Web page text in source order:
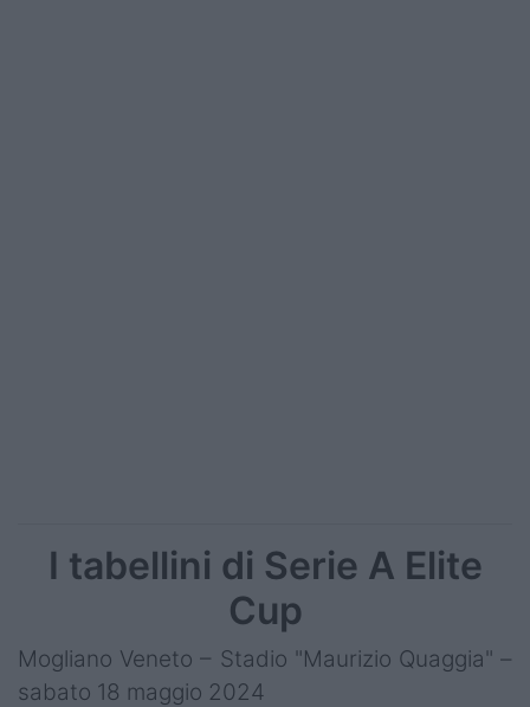
I tabellini di Serie A Elite
Cup
Mogliano Veneto – Stadio "Maurizio Quaggia" –
sabato 18 maggio 2024